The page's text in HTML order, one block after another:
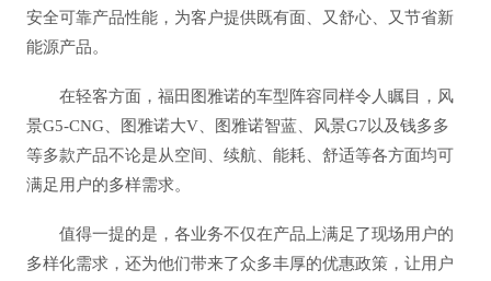
安全可靠产品性能，为客户提供既有面、又舒心、又节省新
能源产品。
在轻客方面，福田图雅诺的车型阵容同样令人瞩目，风
景G5-CNG、图雅诺大V、图雅诺智蓝、风景G7以及钱多多
等多款产品不论是从空间、续航、能耗、舒适等各方面均可
满足用户的多样需求。
值得一提的是，各业务不仅在产品上满足了现场用户的
多样化需求，还为他们带来了众多丰厚的优惠政策，让用户